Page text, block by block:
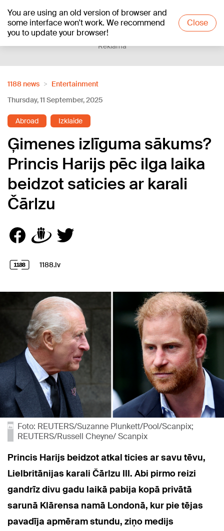
You are using an old version of browser and
some interface won't work. We recommend
you to update your browser!
Close
+13°C
Reklāma
1188 news
Entertainment
Thursday, 11 September, 2025
Abroad Izklaide
Ģimenes izlīguma sākums?
Princis Harijs pēc ilga laika
beidzot saticies ar karali
Čārlzu
1188.lv
Foto: REUTERS/Suzanne Plunkett/Pool/Scanpix;
REUTERS/Russell Cheyne/ Scanpix
Princis Harijs beidzot atkal ticies ar savu tēvu,
Lielbritānijas karali Čārlzu III. Abi pirmo reizi
gandrīz divu gadu laikā pabija kopā privātā
sarunā Klārensa namā Londonā, kur pie tējas
pavadīja apmēram stundu, ziņo medijs